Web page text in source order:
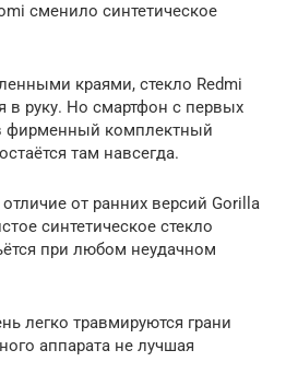
сменило синтетическое
краями, стекло Redmi
в руку. Но смартфон с первых
фирменный комплектный
там навсегда.
от ранних версий Gorilla
синтетическое стекло
при любом неудачном
легко травмируются грани
аппарата не лучшая